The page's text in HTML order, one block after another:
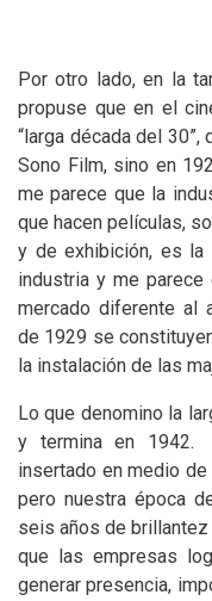
Por otro lado, en la
propuse que en el
“larga década del
Sono Film, sino en
me parece que la
que hacen películas,
y de exhibición, es la
industria y me
mercado diferente al
de 1929 se
la instalación de las
Lo que denomino la
y termina en 1942.
insertado en medio
pero nuestra época
seis años de
que las empresas
generar presencia,